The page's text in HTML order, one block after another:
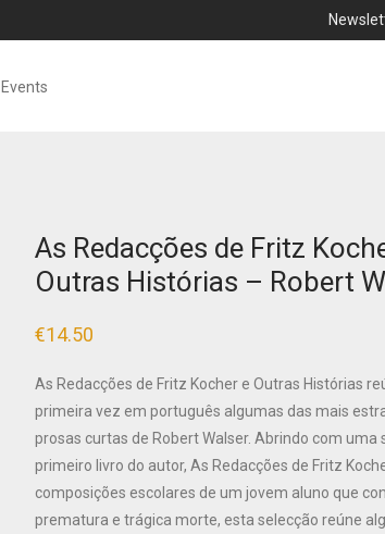
Events
As Redacções de Fritz
Outras Histórias – Robert
€14.50
As Redacções de Fritz Kocher e Outras Histórias
primeira vez em português algumas das mais
prosas curtas de Robert Walser. Abrindo com uma
primeiro livro do autor, As Redacções de Fritz
composições escolares de um jovem aluno que
prematura e trágica morte, esta selecção reúne